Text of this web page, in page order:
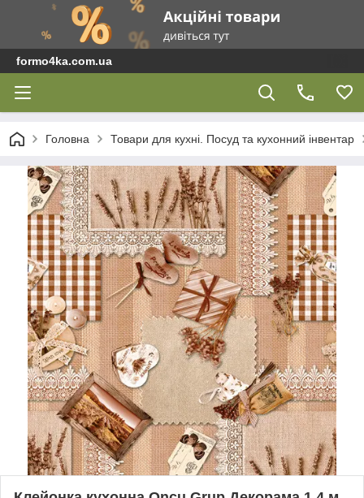
formo4ka.com.ua
Головна Товари для кухні. Посуд та кухонний інвентар